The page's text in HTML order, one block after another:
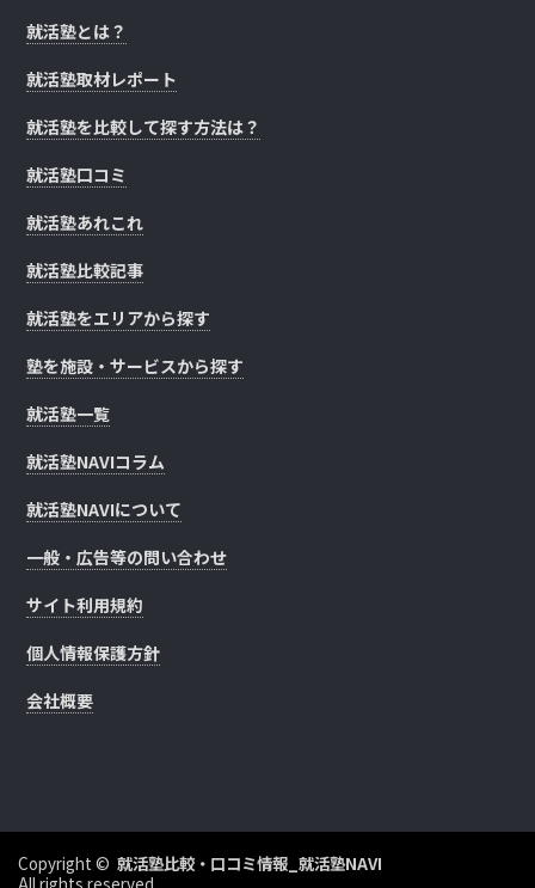
就活塾とは？
就活塾取材レポート
就活塾を比較して探す方法は？
就活塾口コミ
就活塾あれこれ
就活塾比較記事
就活塾をエリアから探す
塾を施設・サービスから探す
就活塾一覧
就活塾NAVIコラム
就活塾NAVIについて
一般・広告等の問い合わせ
サイト利用規約
個人情報保護方針
会社概要
Copyright © 就活塾比較・口コミ情報_就活塾NAVI
All rights reserved.